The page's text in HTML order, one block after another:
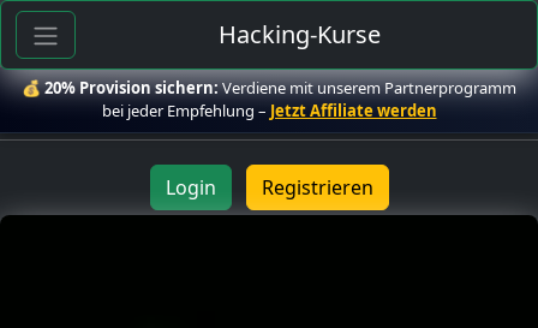
Hacking-Kurse
💰20% Provision sichern:Verdiene mit unserem Partnerprogramm
bei jeder Empfehlung – Jetzt Affiliate werden
Login Registrieren